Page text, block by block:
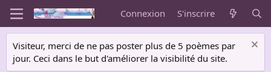
Connexion S'inscrire
Visiteur, merci de ne pas poster plus de 5 poèmes par
jour. Ceci dans le but d'améliorer la visibilité du site.